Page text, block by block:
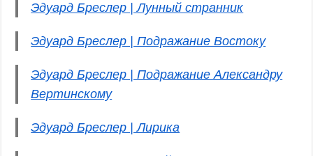
Эдуард Бреслер | Лунный странник
Эдуард Бреслер | Подражание Востоку
Эдуард Бреслер | Подражание Александру
Вертинскому
Эдуард Бреслер | Лирика